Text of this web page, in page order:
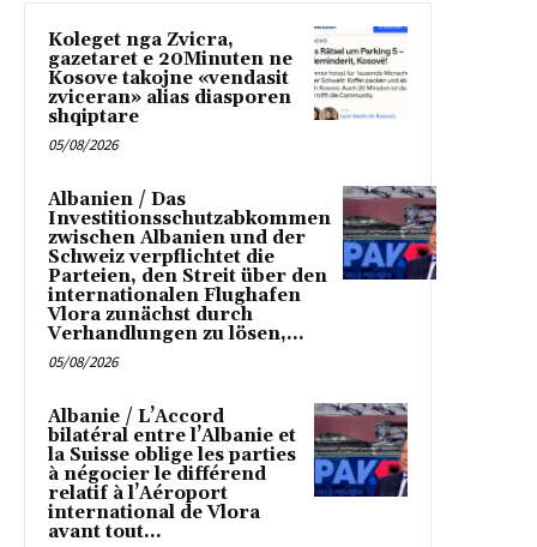
Koleget nga Zvicra,
gazetaret e 20Minuten ne
Kosove takojne «vendasit
zviceran» alias diasporen
shqiptare
05/08/2026
Albanien / Das
Investitionsschutzabkommen
zwischen Albanien und der
Schweiz verpflichtet die
Parteien, den Streit über den
internationalen Flughafen
Vlora zunächst durch
Verhandlungen zu lösen,...
05/08/2026
Albanie / L’Accord
bilatéral entre l’Albanie et
la Suisse oblige les parties
à négocier le différend
relatif à l’Aéroport
international de Vlora
avant tout...